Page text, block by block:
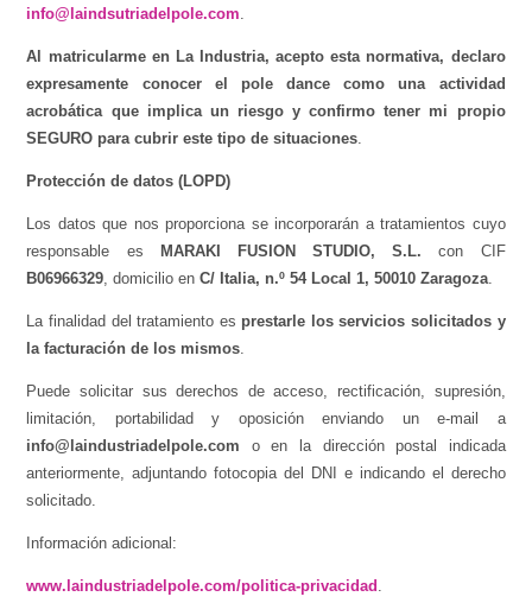
info@laindsutriadelpole.com.
Al matricularme en La Industria, acepto esta normativa, declaro
expresamente conocer el pole dance como una actividad
acrobática que implica un riesgo y confirmo tener mi propio
SEGURO para cubrir este tipo de situaciones.
Protección de datos (LOPD)
Los datos que nos proporciona se incorporarán a tratamientos cuyo
responsable es
MARAKI FUSION STUDIO, S.L. con CIF
B06966329, domicilio enC/ Italia, n.º 54 Local 1, 50010 Zaragoza.
La finalidad del tratamiento es prestarle los servicios solicitados y
la facturación de los mismos.
Puede solicitar sus derechos de acceso, rectificación, supresión,
limitación, portabilidad y oposición enviando un e-mail a
info@laindustriadelpole.com o en la dirección postal indicada
anteriormente, adjuntando fotocopia del DNI e indicando el derecho
solicitado.
Información adicional:
www.laindustriadelpole.com/politica-privacidad .